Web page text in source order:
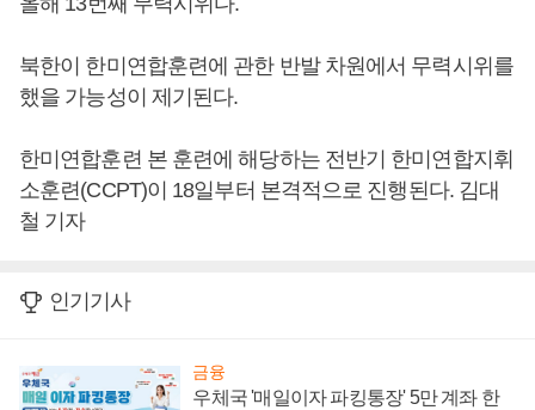
북한이 한미연합훈련에 관한 반발 차원에서 무력시위를
했을 가능성이 제기된다.
한미연합훈련 본 훈련에 해당하는 전반기 한미연합지휘
소훈련(CCPT)이 18일부터 본격적으로 진행된다. 김대
철 기자
인기기사
금융
우체국 '매일이자 파킹통장' 5만 계좌 한